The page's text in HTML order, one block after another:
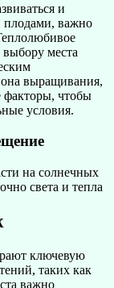
и
плодами, важно
выбору места
выращивания,
факторы, чтобы
условия.
на солнечных
света и тепла
ключевую
таких как
важно